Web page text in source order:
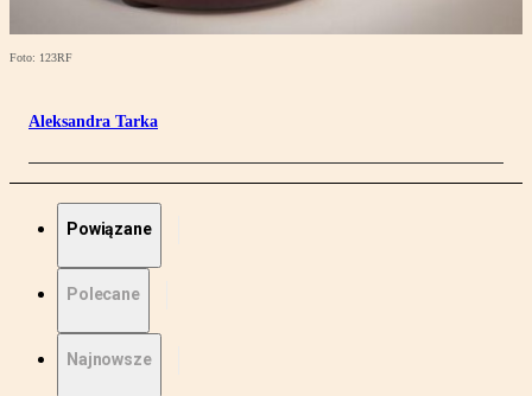
Foto: 123RF
Aleksandra Tarka
Powiązane
Polecane
Najnowsze